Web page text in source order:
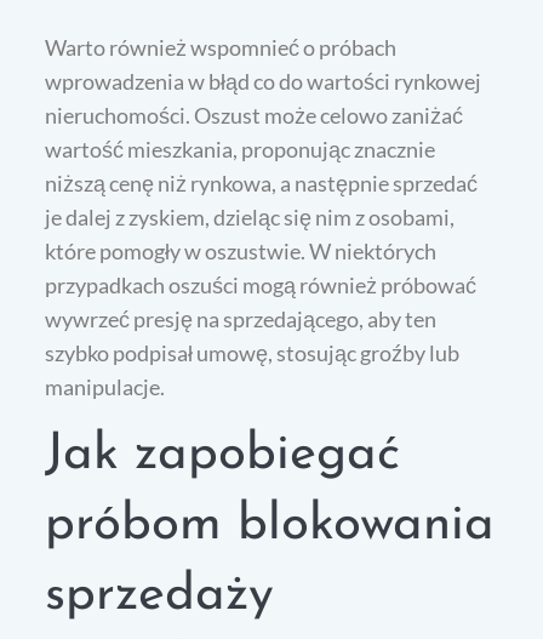
Warto również wspomnieć o próbach
wprowadzenia w błąd co do wartości rynkowej
nieruchomości. Oszust może celowo zaniżać
wartość mieszkania, proponując znacznie
niższą cenę niż rynkowa, a następnie sprzedać
je dalej z zyskiem, dzieląc się nim z osobami,
które pomogły w oszustwie. W niektórych
przypadkach oszuści mogą również próbować
wywrzeć presję na sprzedającego, aby ten
szybko podpisał umowę, stosując groźby lub
manipulacje.
Jak zapobiegać
próbom blokowania
sprzedaży